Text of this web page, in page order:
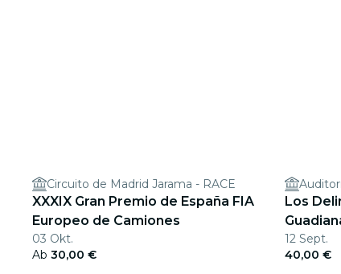
Circuito de Madrid Jarama - RACE
XXXIX Gran Premio de España FIA
Europeo de Camiones
03 Okt.
Ab 30,00 €
Los
2026
12 Sept.
40,00 €